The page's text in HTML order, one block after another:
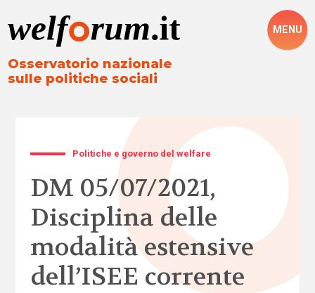
Osservatorio nazionale
sulle politiche sociali
MENU
Politiche e governo del welfare
DM 05/07/2021,
Disciplina delle
modalità estensive
dell’ISEE corrente